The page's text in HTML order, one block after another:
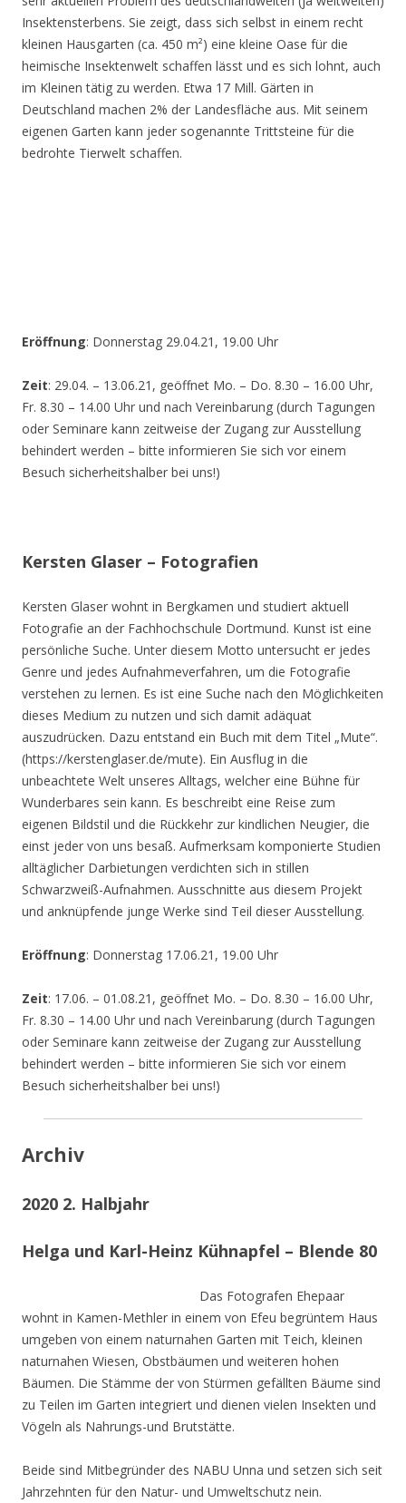
Insektensterbens. Sie zeigt, dass sich selbst in einem recht
kleinen Hausgarten (ca. 450 m²) eine kleine Oase für die
heimische Insektenwelt schaffen lässt und es sich lohnt, auch
im Kleinen tätig zu werden. Etwa 17 Mill. Gärten in
Deutschland machen 2% der Landesfläche aus. Mit seinem
eigenen Garten kann jeder sogenannte Trittsteine für die
bedrohte Tierwelt schaffen.
Eröffnung: Donnerstag 29.04.21, 19.00 Uhr
Zeit: 29.04. – 13.06.21, geöffnet Mo. – Do. 8.30 – 16.00 Uhr,
Fr. 8.30 – 14.00 Uhr und nach Vereinbarung (durch Tagungen
oder Seminare kann zeitweise der Zugang zur Ausstellung
behindert werden – bitte informieren Sie sich vor einem
Besuch sicherheitshalber bei uns!)
Kersten Glaser – Fotografien
Kersten Glaser wohnt in Bergkamen und studiert aktuell
Fotografie an der Fachhochschule Dortmund. Kunst ist eine
persönliche Suche. Unter diesem Motto untersucht er jedes
Genre und jedes Aufnahmeverfahren, um die Fotografie
verstehen zu lernen. Es ist eine Suche nach den Möglichkeiten
dieses Medium zu nutzen und sich damit adäquat
auszudrücken. Dazu entstand ein Buch mit dem Titel „Mute“.
(https://kerstenglaser.de/mute). Ein Ausflug in die
unbeachtete Welt unseres Alltags, welcher eine Bühne für
Wunderbares sein kann. Es beschreibt eine Reise zum
eigenen Bildstil und die Rückkehr zur kindlichen Neugier, die
einst jeder von uns besaß. Aufmerksam komponierte Studien
alltäglicher Darbietungen verdichten sich in stillen
Schwarzweiß-Aufnahmen. Ausschnitte aus diesem Projekt
und anknüpfende junge Werke sind Teil dieser Ausstellung.
Eröffnung: Donnerstag 17.06.21, 19.00 Uhr
Zeit: 17.06. – 01.08.21, geöffnet Mo. – Do. 8.30 – 16.00 Uhr,
Fr. 8.30 – 14.00 Uhr und nach Vereinbarung (durch Tagungen
oder Seminare kann zeitweise der Zugang zur Ausstellung
behindert werden – bitte informieren Sie sich vor einem
Besuch sicherheitshalber bei uns!)
Archiv
2020 2. Halbjahr
Helga und Karl-Heinz Kühnapfel – Blende 80
Das Fotografen Ehepaar
wohnt in Kamen-Methler in einem von Efeu begrüntem Haus
umgeben von einem naturnahen Garten mit Teich, kleinen
naturnahen Wiesen, Obstbäumen und weiteren hohen
Bäumen. Die Stämme der von Stürmen gefällten Bäume sind
zu Teilen im Garten integriert und dienen vielen Insekten und
Vögeln als Nahrungs-und Brutstätte.
Beide sind Mitbegründer des NABU Unna und setzen sich seit
Jahrzehnten für den Natur- und Umweltschutz nein.